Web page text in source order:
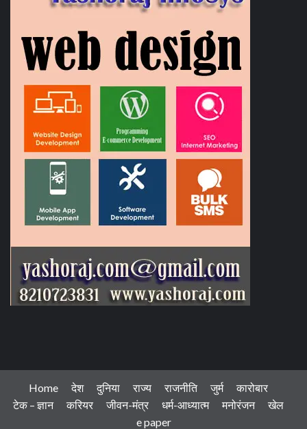
Home देश दुनिया राज्य राजनीति जुर्म
कारोबार
टेक – ज्ञान
करियर जीवन-मंत्र धर्म-आध्यात्म मनोरंजन
खेल
e paper